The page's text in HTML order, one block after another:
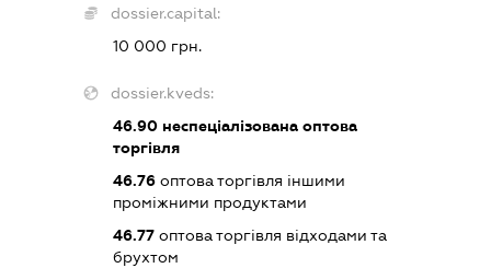
dossier.capital:
10 000 грн.
dossier.kveds:
46.90 неспеціалізована оптова
торгівля
46.76 оптова торгівля іншими
проміжними продуктами
46.77 оптова торгівля відходами та
брухтом